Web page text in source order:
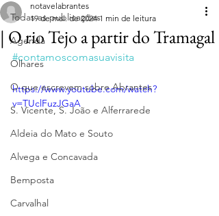
Todas as publicações
Agenda
Olhares
O que escrevem sobre Abrantes
S. Vicente, S. João e Alferrarede
Aldeia do Mato e Souto
Alvega e Concavada
Bemposta
Carvalhal
| O rio Tejo a partir do Tramagal
notavelabrantes
19 de mai. de 2024 1 min de leitura
#contamoscomasuavisita
https://www.youtube.com/watch?
v=TUclFuzJGaA